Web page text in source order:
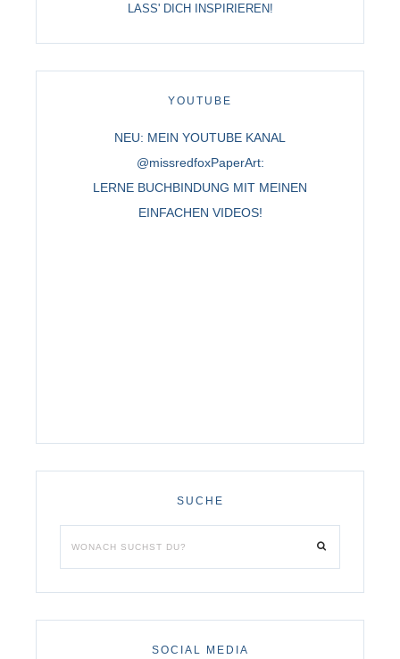
LASS' DICH INSPIRIEREN!
YOUTUBE
NEU: MEIN YOUTUBE KANAL
@missredfoxPaperArt:
LERNE BUCHBINDUNG MIT MEINEN
EINFACHEN VIDEOS!
SUCHE
SOCIAL MEDIA